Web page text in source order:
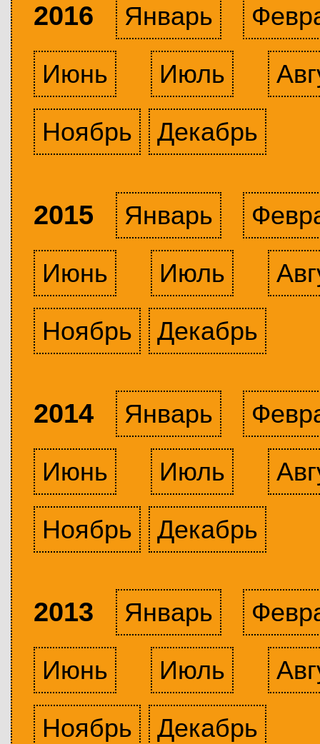
2016 Январь
Июнь
Июль
Ноябрь
Декабрь
2015 Январь
Июнь
Июль
Ноябрь
Декабрь
2014 Январь
Июнь
Июль
Ноябрь
Декабрь
2013 Январь
Июнь
Июль
Ноябрь
Декабрь